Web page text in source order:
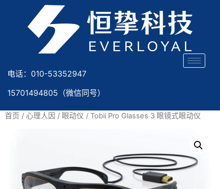
电话：010-53352947
15701494805（微信同号）
首页 / 心理人因 / 眼动仪 / Tobii Pro Glasses 3 眼镜式眼动仪